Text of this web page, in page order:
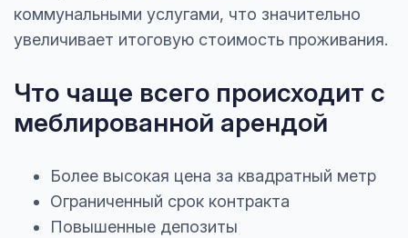
коммунальными услугами, что значительно
увеличивает итоговую стоимость проживания.
Что чаще всего происходит с
меблированной арендой
Более высокая цена за квадратный метр
Ограниченный срок контракта
Повышенные депозиты